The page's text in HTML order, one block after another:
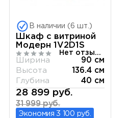
В наличии (6 шт.)
Шкаф с витриной
Модерн 1V2D1S
Нет отзывов
Ширина
90 см
Высота
136.4 см
Глубина
40 см
28 899 руб.
31 999 руб.
Экономия 3 100 руб.